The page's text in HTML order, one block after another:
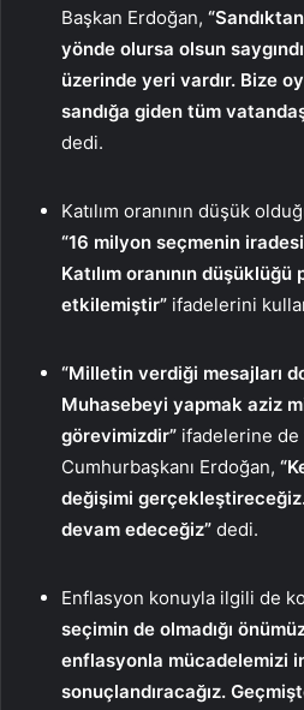
Başkan Erdoğan,
yönde olursa olsun
üzerinde yeri vardır. Bize
sandığa giden tüm
dedi.
Katılım oranının düşük
“16 milyon seçmenin iradesi
Katılım oranının
etkilemiştir” ifadelerini
“Milletin verdiği mesajları
Muhasebeyi yapmak aziz
görevimizdir” ifadelerine
Cumhurbaşkanı Erdoğan,
değişimi
devam edeceğiz” dedi.
Enflasyon konuyla ilgili de
seçimin de olmadığı
enflasyonla mücadelemizi
sonuçlandıracağız.